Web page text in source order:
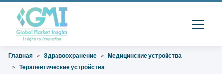
Главная Здравоохранение
Медицинские устройства
Терапевтические устройства